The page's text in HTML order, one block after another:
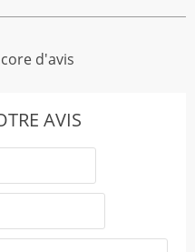
d'avis
AVIS